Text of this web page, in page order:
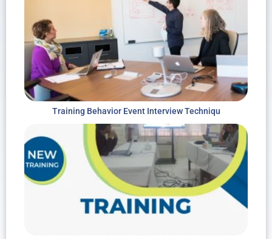
Training Behavior Event Interview Techniqu